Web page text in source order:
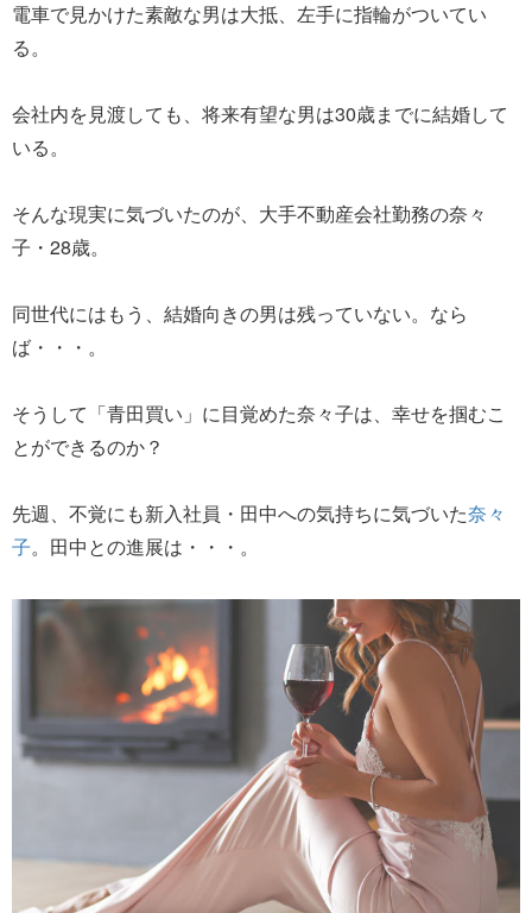
電車で見かけた素敵な男は大抵、左手に指輪がついてい
る。
会社内を見渡しても、将来有望な男は30歳までに結婚して
いる。
そんな現実に気づいたのが、大手不動産会社勤務の奈々
子・28歳。
同世代にはもう、結婚向きの男は残っていない。なら
ば・・・。
そうして「青田買い」に目覚めた奈々子は、幸せを掴むこ
とができるのか？
先週、不覚にも新入社員・田中への気持ちに気づいた奈々
子。田中との進展は・・・。